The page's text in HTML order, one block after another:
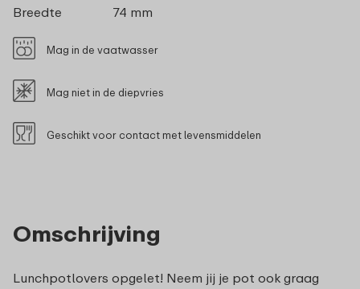
Omschrijving
Lunchpotlovers opgelet! Neem jij je pot ook graag
Breedte
74 mm
Mag in de vaatwasser
Mag niet in de diepvries
Geschikt voor contact met levensmiddelen